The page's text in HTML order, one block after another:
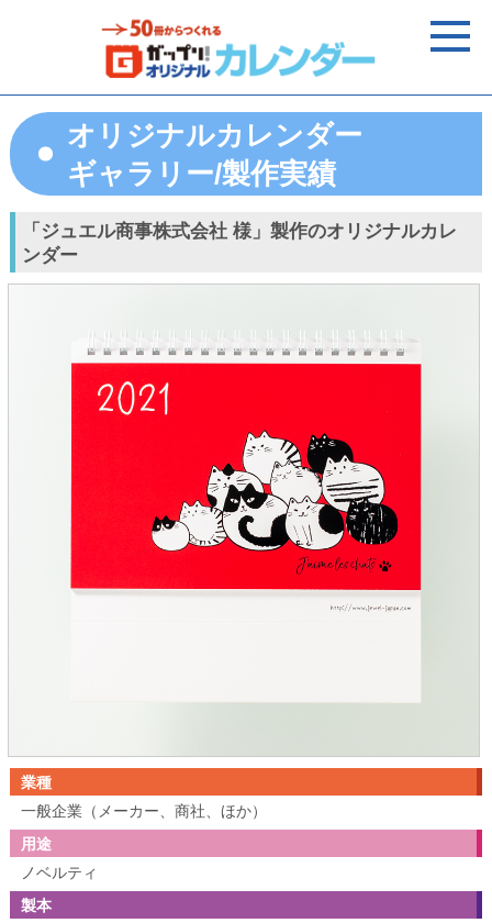
オリジナルカレンダー
ギャラリー/製作実績
「ジュエル商事株式会社 様」製作のオリジナルカレ
ンダー
業種
一般企業（メーカー、商社、ほか）
用途
ノベルティ
製本